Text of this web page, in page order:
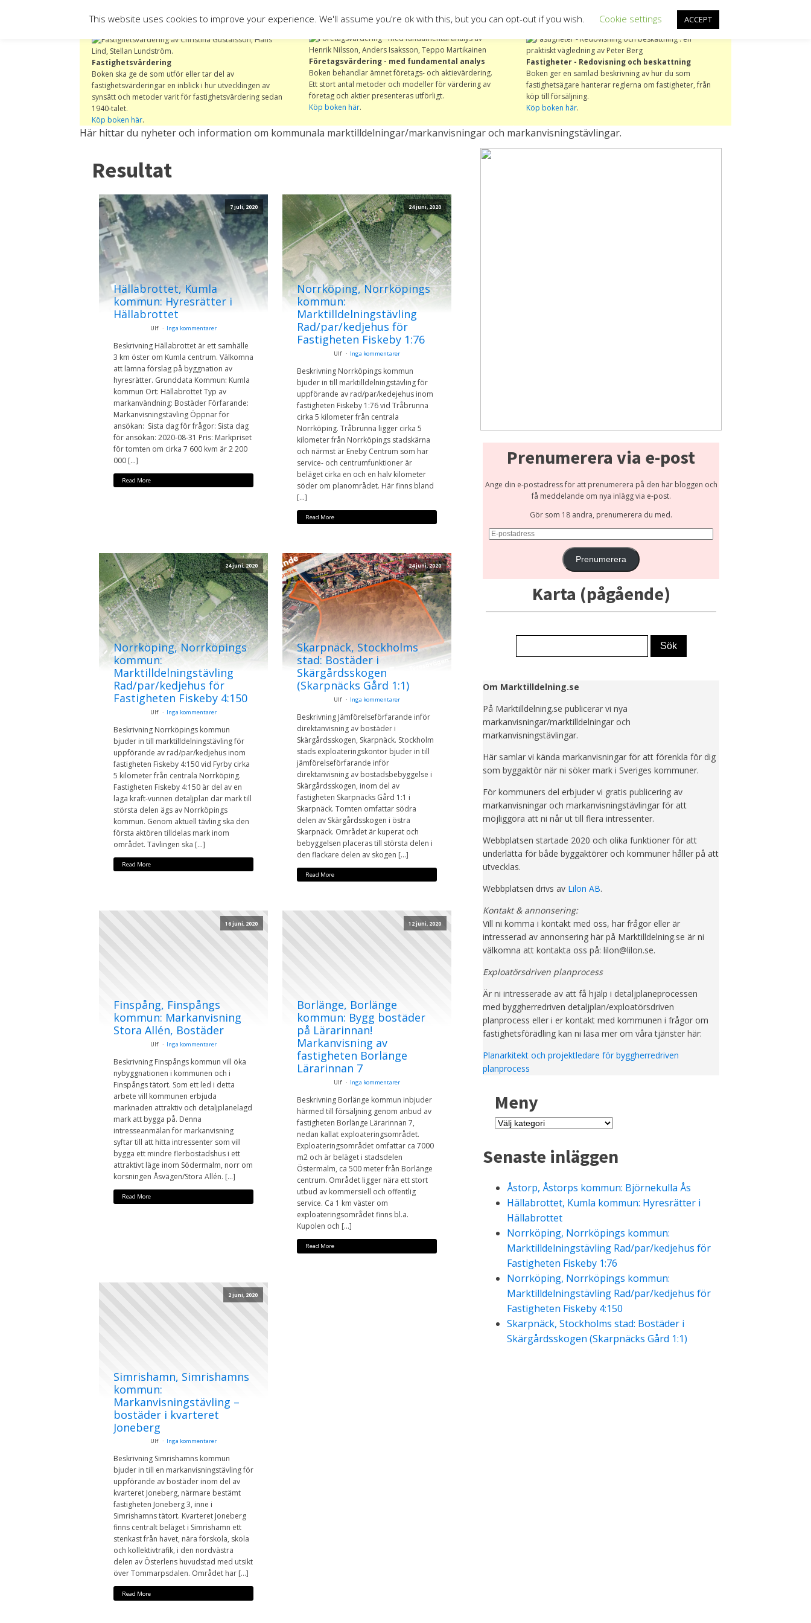
LÄGG TILL VINNA MARKANVISNINGSTÄVLING OM OSS PRIVACY & COOKIES
Fastighetsvärdering
Boken ska ge de som utför eller tar del av
fastighetsvärderingar en inblick i hur utvecklingen av
synsätt och metoder varit för fastighetsvärdering sedan
1940-talet.
Köp boken här.
Företagsvärdering - med fundamental analys
Boken behandlar ämnet företags- och aktievärdering.
Ett stort antal metoder och modeller för värdering av
företag och aktier presenteras utförligt.
Köp boken här.
Fastigheter - Redovisning och beskattning
Boken ger en samlad beskrivning av hur du som
fastighetsägare hanterar reglerna om fastigheter, från
köp till försäljning.
Köp boken här.
Här hittar du nyheter och information om kommunala marktilldelningar/markanvisningar och markanvisningstävlingar.
Resultat
7 juli, 2020
Hällabrottet, Kumla
kommun: Hyresrätter i
Hällabrottet
Ulf Inga kommentarer
Beskrivning Hällabrottet är ett samhälle
3 km öster om Kumla centrum. Välkomna
att lämna förslag på byggnation av
hyresrätter. Grunddata Kommun: Kumla
kommun Ort: Hällabrottet Typ av
markanvändning: Bostäder Förfarande:
Markanvisningstävling Öppnar för
ansökan: Sista dag för frågor: Sista dag
för ansökan: 2020-08-31 Pris: Markpriset
för tomten om cirka 7 600 kvm är 2 200
000 […]
Read More
24 juni, 2020
Norrköping, Norrköpings
kommun:
Marktilldelningstävling
Rad/par/kedjehus för
Fastigheten Fiskeby 1:76
Ulf Inga kommentarer
Beskrivning Norrköpings kommun
bjuder in till marktilldelningstävling för
uppförande av rad/par/kedejehus inom
fastigheten Fiskeby 1:76 vid Tråbrunna
cirka 5 kilometer från centrala
Norrköping. Tråbrunna ligger cirka 5
kilometer från Norrköpings stadskärna
och närmst är Eneby Centrum som har
service- och centrumfunktioner är
beläget cirka en och en halv kilometer
söder om planområdet. Här finns bland
[…]
Read More
24 juni, 2020
Norrköping, Norrköpings
kommun:
Marktilldelningstävling
Rad/par/kedjehus för
Fastigheten Fiskeby 4:150
Ulf Inga kommentarer
Beskrivning Norrköpings kommun
bjuder in till marktilldelningstävling för
uppförande av rad/par/kedjehus inom
fastigheten Fiskeby 4:150 vid Fyrby cirka
5 kilometer från centrala Norrköping.
Fastigheten Fiskeby 4:150 är del av en
laga kraft-vunnen detaljplan där mark till
största delen ägs av Norrköpings
kommun. Genom aktuell tävling ska den
första aktören tilldelas mark inom
området. Tävlingen ska […]
Read More
24 juni, 2020
Skarpnäck, Stockholms
stad: Bostäder i
Skärgårdsskogen
(Skarpnäcks Gård 1:1)
Ulf Inga kommentarer
Beskrivning Jämförelseförfarande inför
direktanvisning av bostäder i
Skärgårdsskogen, Skarpnäck. Stockholm
stads exploateringskontor bjuder in till
jämförelseförfarande inför
direktanvisning av bostadsbebyggelse i
Skärgårdsskogen, inom del av
fastigheten Skarpnäcks Gård 1:1 i
Skarpnäck. Tomten omfattar södra
delen av Skärgårdsskogen i östra
Skarpnäck. Området är kuperat och
bebyggelsen placeras till största delen i
den flackare delen av skogen […]
Read More
16 juni, 2020
Finspång, Finspångs
kommun: Markanvisning
Stora Allén, Bostäder
Ulf Inga kommentarer
Beskrivning Finspångs kommun vill öka
nybyggnationen i kommunen och i
Finspångs tätort. Som ett led i detta
arbete vill kommunen erbjuda
marknaden attraktiv och detaljplanelagd
mark att bygga på. Denna
intresseanmälan för markanvisning
syftar till att hitta intressenter som vill
bygga ett mindre flerbostadshus i ett
attraktivt läge inom Södermalm, norr om
korsningen Åsvägen/Stora Allén. […]
Read More
12 juni, 2020
Borlänge, Borlänge
kommun: Bygg bostäder
på Lärarinnan!
Markanvisning av
fastigheten Borlänge
Lärarinnan 7
Ulf Inga kommentarer
Beskrivning Borlänge kommun inbjuder
härmed till försäljning genom anbud av
fastigheten Borlänge Lärarinnan 7,
nedan kallat exploateringsområdet.
Exploateringsområdet omfattar ca 7000
m2 och är beläget i stadsdelen
Östermalm, ca 500 meter från Borlänge
centrum. Området ligger nära ett stort
utbud av kommersiell och offentlig
service. Ca 1 km väster om
exploateringsområdet finns bl.a.
Kupolen och […]
Read More
2 juni, 2020
Simrishamn, Simrishamns
kommun:
Markanvisningstävling –
bostäder i kvarteret
Joneberg
Ulf Inga kommentarer
Beskrivning Simrishamns kommun
bjuder in till en markanvisningstävling för
uppförande av bostäder inom del av
kvarteret Joneberg, närmare bestämt
fastigheten Joneberg 3, inne i
Simrishamns tätort. Kvarteret Joneberg
finns centralt beläget i Simrishamn ett
stenkast från havet, nära förskola, skola
och kollektivtrafik, i den nordvästra
delen av Österlens huvudstad med utsikt
över Tommarpsdalen. Området har […]
Read More
Prenumerera via e-post
Ange din e-postadress för att prenumerera på den här bloggen och
få meddelande om nya inlägg via e-post.
Gör som 18 andra, prenumerera du med.
E-
Prenumerera
Karta (pågående)
Om Marktilldelning.se
På Marktilldelning.se publicerar vi nya
markanvisningar/marktilldelningar och
markanvisningstävlingar.
Här samlar vi kända markanvisningar för att förenkla för dig
som byggaktör när ni söker mark i Sveriges kommuner.
För kommuners del erbjuder vi gratis publicering av
markanvisningar och markanvisningstävlingar för att
möjliggöra att ni når ut till flera intressenter.
Webbplatsen startade 2020 och olika funktioner för att
underlätta för både byggaktörer och kommuner håller på att
utvecklas.
Webbplatsen drivs av Lilon AB.
Kontakt & annonsering:
Vill ni komma i kontakt med oss, har frågor eller är
intresserad av annonsering här på Marktilldelning.se är ni
välkomna att kontakta oss på: lilon@lilon.se.
Exploatörsdriven planprocess
Är ni intresserade av att få hjälp i detaljplaneprocessen
med byggherredriven detaljplan/exploatörsdriven
planprocess eller i er kontakt med kommunen i frågor om
fastighetsförädling kan ni läsa mer om våra tjänster här:
Planarkitekt och projektledare för byggherredriven
planprocess
Meny
Meny
Senaste inläggen
Åstorp, Åstorps kommun: Björnekulla Ås
Hällabrottet, Kumla kommun: Hyresrätter i
Hällabrottet
Norrköping, Norrköpings kommun:
Marktilldelningstävling Rad/par/kedjehus för
Fastigheten Fiskeby 1:76
Norrköping, Norrköpings kommun:
Marktilldelningstävling Rad/par/kedjehus för
Fastigheten Fiskeby 4:150
Skarpnäck, Stockholms stad: Bostäder i
Skärgårdsskogen (Skarpnäcks Gård 1:1)
This website uses cookies to improve your experience. We'll assume you're ok with this, but you can opt-out if you wish. Cookie settings ACCEPT